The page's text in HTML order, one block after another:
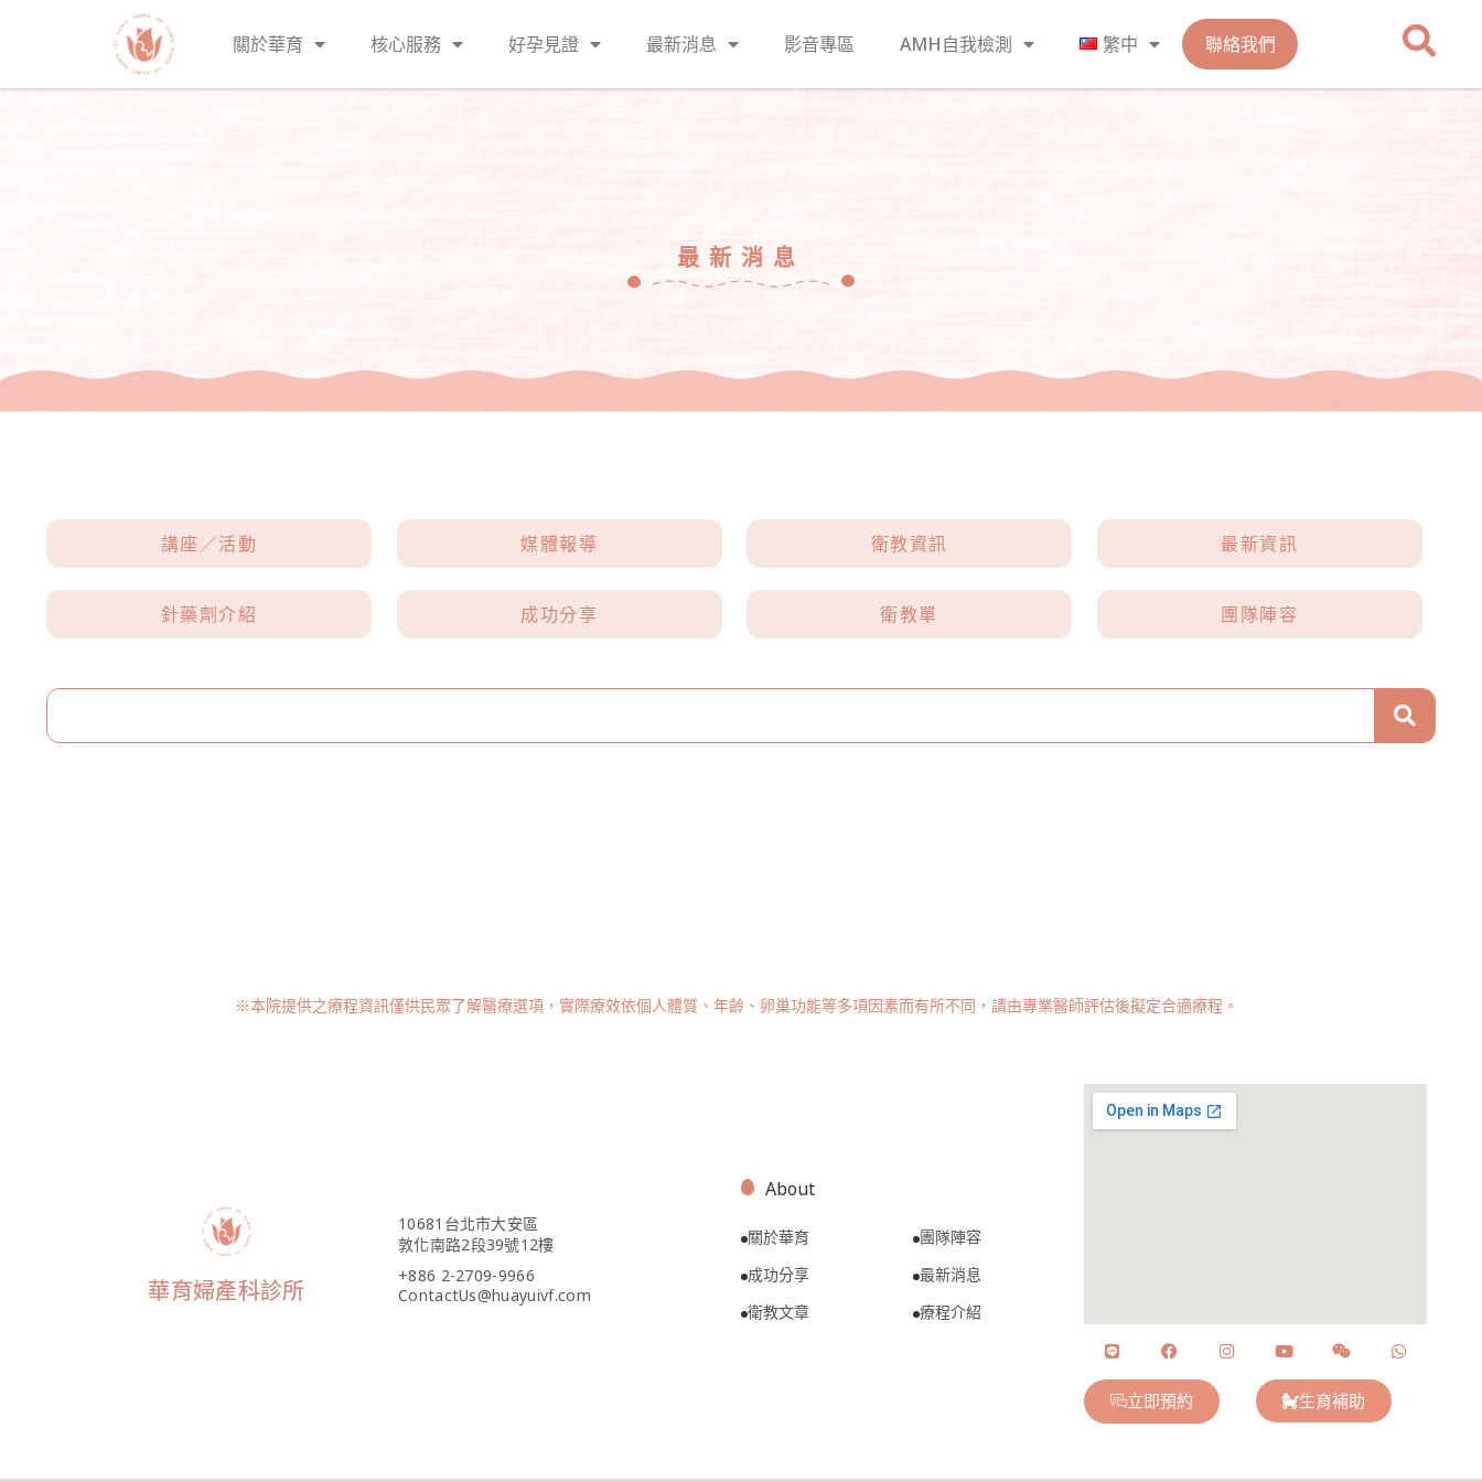
關於華育 核心服務 好孕見證 最新消息 影音專區 AMH自我檢測 繁中 聯絡我們
最新消息
講座／活動 媒體報導 衛教資訊 最新資訊
針藥劑介紹 成功分享 衛教單 團隊陣容
※本院提供之療程資訊僅供民眾了解醫療選項，實際療效依個人體質、年齡、卵巢功能等多項因素而有所不同，請由專業醫師評估後擬定合適療程。
華育婦產科診所
10681台北市大安區
敦化南路2段39號12樓
+886 2-2709-9966
ContactUs@huayuivf.com
About
關於華育
團隊陣容
成功分享
最新消息
衛教文章
療程介紹
立即預約 生育補助